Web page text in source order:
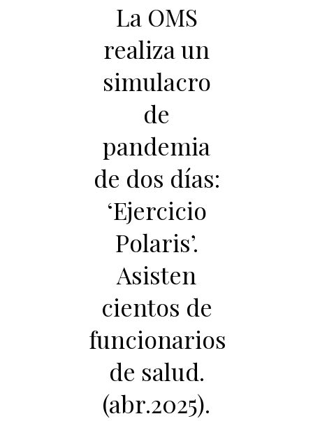
La OMS
realiza un
simulacro
de
pandemia
de dos días:
‘Ejercicio
Polaris’.
Asisten
cientos de
funcionarios
de salud.
(abr.2025).